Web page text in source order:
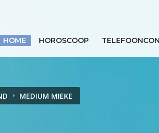
HOME HOROSCOOP
MEDIUM MIEKE